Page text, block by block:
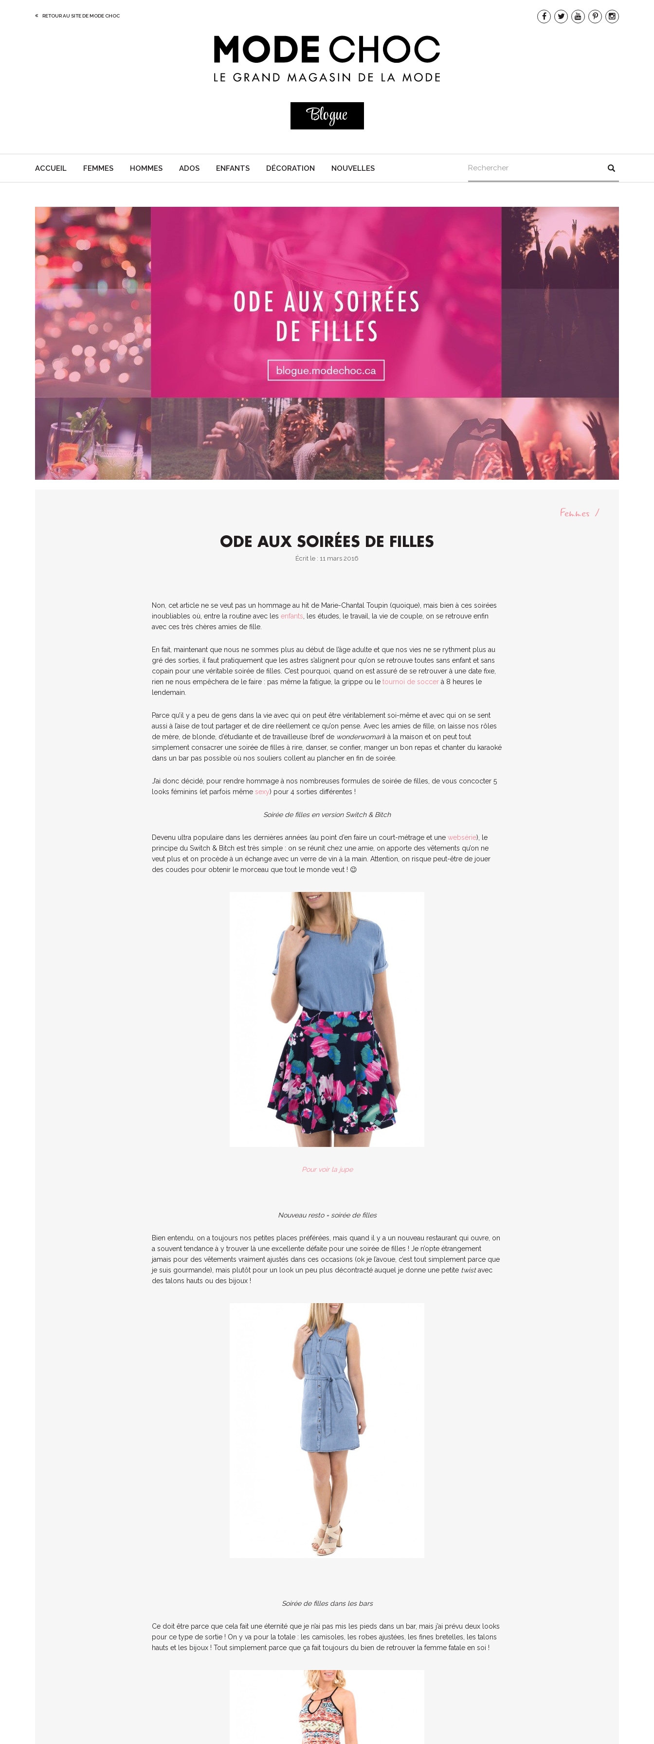
RETOUR AU SITE DE MODE CHOC
Blogue
ACCUEIL FEMMES HOMMES ADOS ENFANTS DÉCORATION NOUVELLES Rechercher
Femmes
ODE AUX SOIRÉES DE FILLES
Écrit le : 11 mars 2016
Non, cet article ne se veut pas un hommage au hit de Marie-Chantal Toupin (quoique), mais bien à ces soirées
inoubliables où, entre la routine avec les enfants , les études, le travail, la vie de couple, on se retrouve enfin
avec ces très chères amies de fille.
En fait, maintenant que nous ne sommes plus au début de l’âge adulte et que nos vies ne se rythment plus au
gré des sorties, il faut pratiquement que les astres s’alignent pour qu’on se retrouve toutes sans enfant et sans
copain pour une véritable soirée de filles. C’est pourquoi, quand on est assuré de se retrouver à une date fixe,
rien ne nous empêchera de le faire : pas même la fatigue, la grippe ou le tournoi de soccer à 8 heures le
lendemain.
Parce qu’il y a peu de gens dans la vie avec qui on peut être véritablement soi-même et avec qui on se sent
aussi à l’aise de tout partager et de dire réellement ce qu’on pense. Avec les amies de fille, on laisse nos rôles
de mère, de blonde, d’étudiante et de travailleuse (bref de wonderwoman) à la maison et on peut tout
simplement consacrer une soirée de filles à rire, danser, se confier, manger un bon repas et chanter du karaoké
dans un bar pas possible où nos souliers collent au plancher en fin de soirée.
J’ai donc décidé, pour rendre hommage à nos nombreuses formules de soirée de filles, de vous concocter 5
looks féminins (et parfois même sexy) pour 4 sorties différentes !
Soirée de filles en version Switch & Bitch
Devenu ultra populaire dans les dernières années (au point d’en faire un court-métrage et une websérie), le
principe du Switch & Bitch est très simple : on se réunit chez une amie, on apporte des vêtements qu’on ne
veut plus et on procède à un échange avec un verre de vin à la main. Attention, on risque peut-être de jouer
des coudes pour obtenir le morceau que tout le monde veut ! 😉
Pour voir la jupe
Nouveau resto = soirée de filles
Bien entendu, on a toujours nos petites places préférées, mais quand il y a un nouveau restaurant qui ouvre, on
a souvent tendance à y trouver là une excellente défaite pour une soirée de filles ! Je n’opte étrangement
jamais pour des vêtements vraiment ajustés dans ces occasions (ok je l’avoue, c’est tout simplement parce que
je suis gourmande), mais plutôt pour un look un peu plus décontracté auquel je donne une petite twistavec
des talons hauts ou des bijoux !
Soirée de filles dans les bars
Ce doit être parce que cela fait une éternité que je n’ai pas mis les pieds dans un bar, mais j’ai prévu deux looks
pour ce type de sortie ! On y va pour la totale : les camisoles, les robes ajustées, les fines bretelles, les talons
hauts et les bijoux ! Tout simplement parce que ça fait toujours du bien de retrouver la femme fatale en soi !